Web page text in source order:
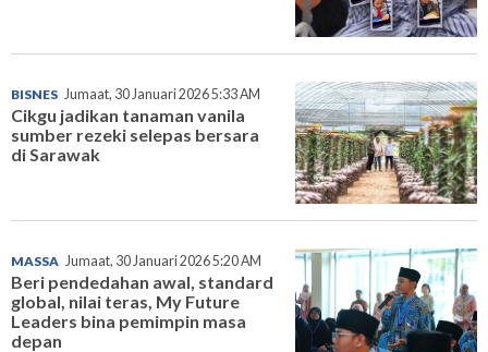
BISNES Jumaat, 30 Januari 2026 5:33 AM
Cikgu jadikan tanaman vanila
sumber rezeki selepas bersara
di Sarawak
MASSA Jumaat, 30 Januari 2026 5:20 AM
Beri pendedahan awal, standard
global, nilai teras, My Future
Leaders bina pemimpin masa
depan